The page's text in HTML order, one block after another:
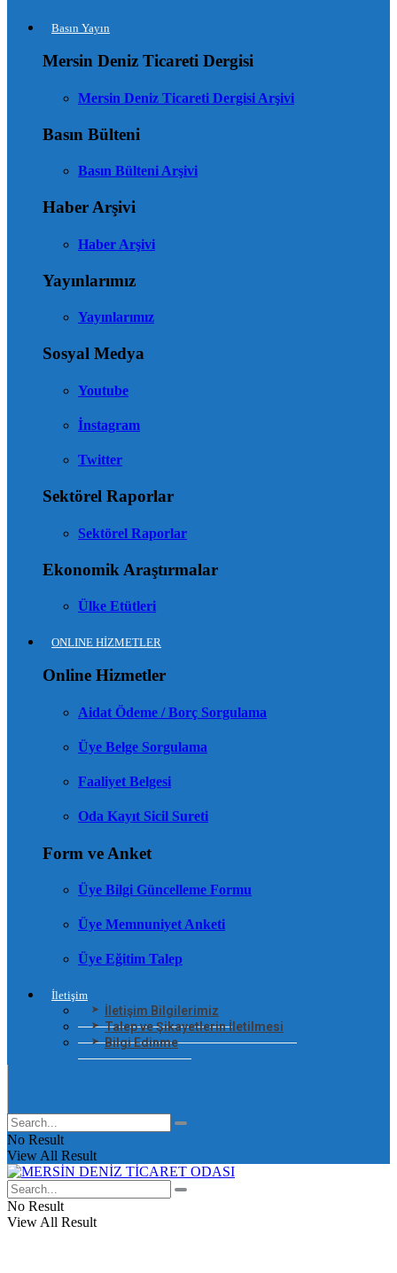
Basın Yayın
Mersin Deniz Ticareti Dergisi
Mersin Deniz Ticareti Dergisi Arşivi
Basın Bülteni
Basın Bülteni Arşivi
Haber Arşivi
Haber Arşivi
Yayınlarımız
Yayınlarımız
Sosyal Medya
Youtube
İnstagram
Twitter
Sektörel Raporlar
Sektörel Raporlar
Ekonomik Araştırmalar
Ülke Etütleri
ONLINE HİZMETLER
Online Hizmetler
Aidat Ödeme / Borç Sorgulama
Üye Belge Sorgulama
Faaliyet Belgesi
Oda Kayıt Sicil Sureti
Form ve Anket
Üye Bilgi Güncelleme Formu
Üye Memnuniyet Anketi
Üye Eğitim Talep
İletişim
İletişim Bilgilerimiz
Talep ve Şikayetlerin İletilmesi
Bilgi Edinme
No Result
View All Result
No Result
View All Result